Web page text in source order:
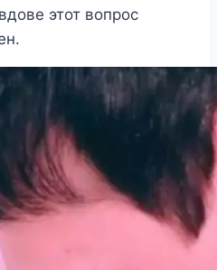
этот вопрос